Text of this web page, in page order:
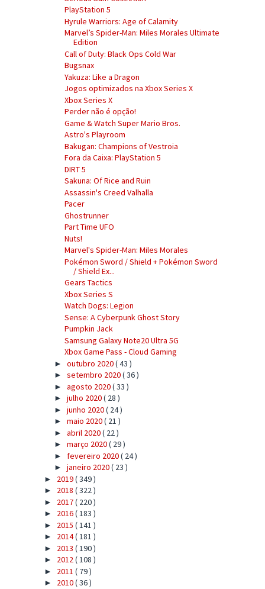
PlayStation 5
Hyrule Warriors: Age of Calamity
Marvel’s Spider-Man: Miles Morales Ultimate
Edition
Call of Duty: Black Ops Cold War
Bugsnax
Yakuza: Like a Dragon
Jogos optimizados na Xbox Series X
Xbox Series X
Perder não é opção!
Game & Watch Super Mario Bros.
Astro's Playroom
Bakugan: Champions of Vestroia
Fora da Caixa: PlayStation 5
DIRT 5
Sakuna: Of Rice and Ruin
Assassin's Creed Valhalla
Pacer
Ghostrunner
Part Time UFO
Nuts!
Marvel's Spider-Man: Miles Morales
Pokémon Sword / Shield + Pokémon Sword
/ Shield Ex...
Gears Tactics
Xbox Series S
Watch Dogs: Legion
Sense: A Cyberpunk Ghost Story
Pumpkin Jack
Samsung Galaxy Note20 Ultra 5G
Xbox Game Pass - Cloud Gaming
► outubro 2020( 43 )
► setembro 2020( 36 )
► agosto 2020( 33 )
► julho 2020( 28 )
► junho 2020( 24 )
► maio 2020( 21 )
► abril 2020( 22 )
► março 2020( 29 )
► fevereiro 2020( 24 )
► janeiro 2020( 23 )
► 2019( 349 )
► 2018 ( 322 )
► 2017( 220 )
► 2016( 183 )
► 2015 ( 141 )
► 2014( 181 )
► 2013 ( 190 )
► 2012( 108 )
► 2011 ( 79 )
► 2010( 36 )